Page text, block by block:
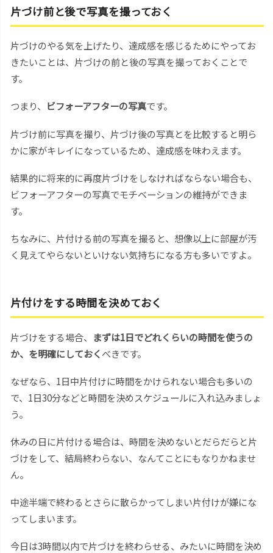
片づけ前と後で写真を撮っておく
片づけのやる気を上げたり、達成感を感じるためにやってお
きたいことは、片づけの前と後の写真を撮っておくことで
す。
つまり、 ビフォーアフターの写真です。
片づけ前に写真を撮り、片づけ後の写真とを比較すると明ら
かに家がキレイになっているため、達成感を味わえます。
結果的に将来的に再度片づけをしなければならない場合も、
ビフォーアフターの写真でモチベーションの維持ができま
す。
ちなみに、片付ける前の写真を撮ると、想像以上に部屋が汚
く見えてやらないといけない気持ちになる方も多いですよ。
片付けをする時間を決めておく
片づけをする場合、
まずは1日でどれくらいの時間を使うの
か、を明確にしておくべきです。
なぜなら、1日中片付けに時間をかけられない場合も多いの
で、1日30分などと時間を決めスケジュールに入れ込みましょ
う。
休みの日に片付ける場合は、時間を決めないとだらだらと片
づけをして、結局終わらない、なんてことにもなりかねませ
ん。
中途半端で終わるとさらに散らかってしまい片付けが嫌にな
ってしまいます。
今日は3時間以内で片づけを終わらせる、みたいに時間を決め